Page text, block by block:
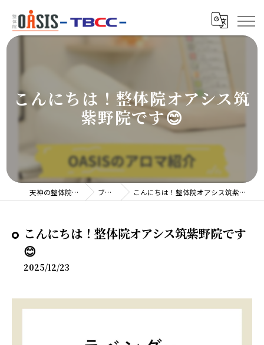
こんにちは！整体院オアシス筑
紫野院です😊
天神の整体院TBCC ブログ こんにちは！整体院オアシス筑紫野院です😊
こんにちは！整体院オアシス筑紫野院です
😊
2025/12/23